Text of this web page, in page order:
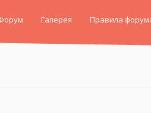
Галерея Правила